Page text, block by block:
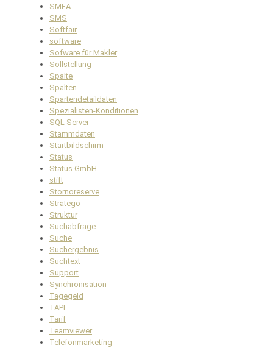
SMEA
SMS
Softfair
software
Sofware für Makler
Sollstellung
Spalte
Spalten
Spartendetaildaten
Spezialisten-Konditionen
SQL Server
Stammdaten
Startbildschirm
Status
Status GmbH
stift
Stornoreserve
Stratego
Struktur
Suchabfrage
Suche
Suchergebnis
Suchtext
Support
Synchronisation
Tagegeld
TAPI
Tarif
Teamviewer
Telefonmarketing